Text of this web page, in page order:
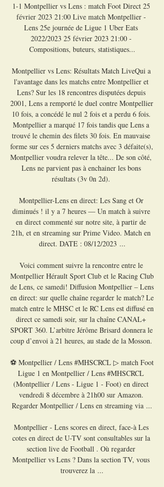
1-1 Montpellier vs Lens : match Foot Direct 25
février 2023 21:00 Live match Montpellier -
Lens 25e journée de Ligue 1 Uber Eats
2022/2023 25 février 2023 21:00 -
Compositions, buteurs, statistiques...
Montpellier vs Lens: Résultats Match LiveQui a
l'avantage dans les matchs entre Montpellier et
Lens? Sur les 18 rencontres disputées depuis
2001, Lens a remporté le duel contre Montpellier
10 fois, a concédé le nul 2 fois et a perdu 6 fois.
Montpellier a marqué 17 fois tandis que Lens a
trouvé le chemin des filets 30 fois. En mauvaise
forme sur ces 5 derniers matchs avec 3 défaite(s),
Montpellier voudra relever la tête... De son côté,
Lens ne parvient pas à enchainer les bons
résultats (3v 0n 2d).
Montpellier-Lens en direct: Les Sang et Or
diminués ! il y a 7 heures — Un match à suivre
en direct commenté sur notre site, à partir de
21h, et en streaming sur Prime Video. Match en
direct. DATE : 08/12/2023 ...
Voici comment suivre la rencontre entre le
Montpellier Hérault Sport Club et le Racing Club
de Lens, ce samedi! Diffusion Montpellier – Lens
en direct: sur quelle chaîne regarder le match? Le
match entre le MHSC et le RC Lens est diffusé en
direct ce samedi soir, sur la chaîne CANAL+
SPORT 360. L’arbitre Jérôme Brisard donnera le
coup d’envoi à 21 heures, au stade de la Mosson.
⚽ Montpellier / Lens #MHSCRCL ▷ match Foot
Ligue 1 en Montpellier / Lens #MHSCRCL
(Montpellier / Lens - Ligue 1 - Foot) en direct
vendredi 8 décembre à 21h00 sur Amazon.
Regarder Montpellier / Lens en streaming via ...
Montpellier - Lens scores en direct, face-à Les
cotes en direct de U-TV sont consultables sur la
section live de Football . Où regarder
Montpellier vs Lens ? Dans la section TV, vous
trouverez la ...